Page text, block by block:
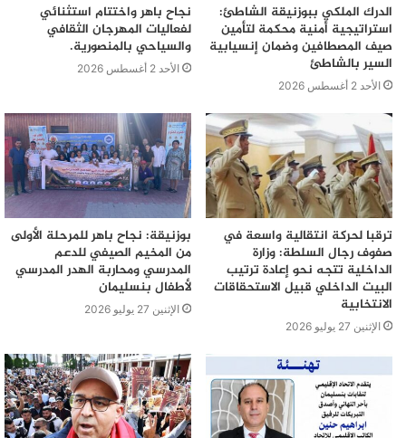
الدرك الملكي ببوزنيقة الشاطئ:
استراتيجية أمنية محكمة لتأمين
صيف المصطافين وضمان إنسيابية
السير بالشاطئ
الأحد 2 أغسطس 2026
نجاح باهر واختتام استثنائي
لفعاليات المهرجان الثقافي
والسياحي بالمنصورية.
الأحد 2 أغسطس 2026
ترقبا لحركة انتقالية واسعة في
صفوف رجال السلطة: وزارة
الداخلية تتجه نحو إعادة ترتيب
البيت الداخلي قبيل الاستحقاقات
الانتخابية
الإثنين 27 يوليو 2026
بوزنيقة: نجاح باهر للمرحلة الأولى
من المخيم الصيفي للدعم
المدرسي ومحاربة الهدر المدرسي
لأطفال بنسليمان
الإثنين 27 يوليو 2026